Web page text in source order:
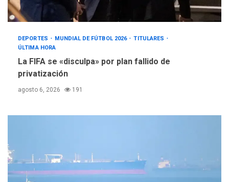
DEPORTES MUNDIAL DE FÚTBOL 2026
TITULARES
ÚLTIMA HORA
La FIFA se «disculpa» por plan fallido de
privatización
agosto 6, 2026 191